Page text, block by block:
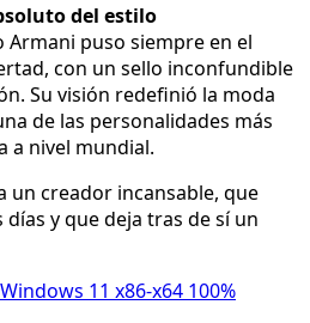
del estilo
Armani puso siempre en el
con un sello inconfundible
Su visión redefinió la moda
de las personalidades más
a nivel mundial.
un creador incansable, que
y que deja tras de sí un
11 x86-x64 100%